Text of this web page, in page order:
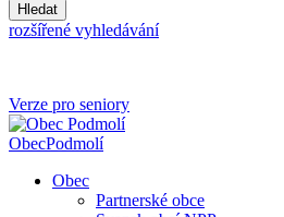
Hledat
rozšířené vyhledávání
Verze pro seniory
ObecPodmolí
Obec
Partnerské obce